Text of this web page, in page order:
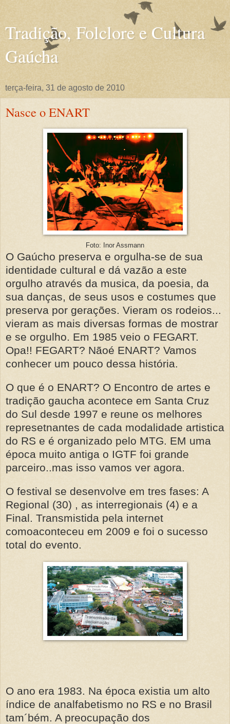
Tradição, Folclore e Cultura
Gaúcha
terça-feira, 31 de agosto de 2010
Nasce o ENART
Foto: Inor Assmann
O Gaúcho preserva e orgulha-se de sua
identidade cultural e dá vazão a este
orgulho através da musica, da poesia, da
sua danças, de seus usos e costumes que
preserva por gerações. Vieram os rodeios...
vieram as mais diversas formas de mostrar
e se orgulho. Em 1985 veio o FEGART.
Opa!! FEGART? Nãoé ENART? Vamos
conhecer um pouco dessa história.
O que é o ENART? O Encontro de artes e
tradição gaucha acontece em Santa Cruz
do Sul desde 1997 e reune os melhores
represetnantes de cada modalidade artistica
do RS e é organizado pelo MTG. EM uma
época muito antiga o IGTF foi grande
parceiro..mas isso vamos ver agora.
O festival se desenvolve em tres fases: A
Regional (30) , as interregionais (4) e a
Final. Transmistida pela internet
comoaconteceu em 2009 e foi o sucesso
total do evento.
O ano era 1983. Na época existia um alto
índice de analfabetismo no RS e no Brasil
tam´bém. A preocupação dos